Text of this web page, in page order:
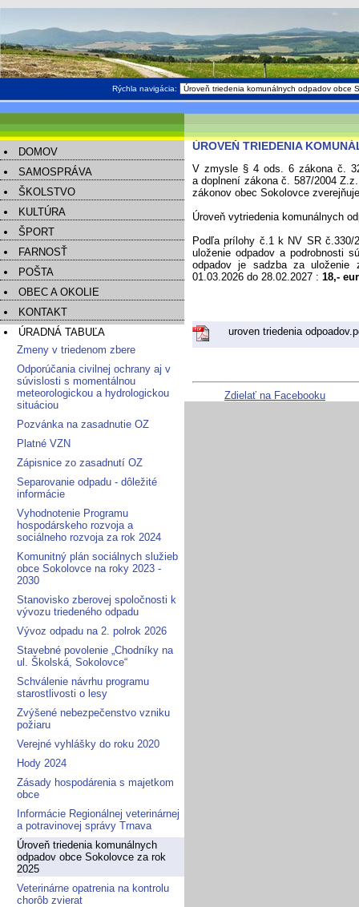
Rýchla navigácia:
DOMOV
SAMOSPRÁVA
ŠKOLSTVO
KULTÚRA
ŠPORT
FARNOSŤ
POŠTA
OBEC A OKOLIE
KONTAKT
ÚRADNÁ TABUĽA
Zmeny v triedenom zbere
Odporúčania civilnej ochrany aj v
súvislosti s momentálnou
meteorologickou a hydrologickou
situáciou
Pozvánka na zasadnutie OZ
Platné VZN
Zápisnice zo zasadnutí OZ
Separovanie odpadu - dôležité
informácie
Vyhodnotenie Programu
hospodárskeho rozvoja a
sociálneho rozvoja za rok 2024
Komunitný plán sociálnych služieb
obce Sokolovce na roky 2023 -
2030
Stanovisko zberovej spoločnosti k
vývozu triedeného odpadu
Vývoz odpadu na 2. polrok 2026
Stavebné povolenie „Chodníky na
ul. Školská, Sokolovce“
Schválenie návrhu programu
starostlivosti o lesy
Zvýšené nebezpečenstvo vzniku
požiaru
Verejné vyhlášky do roku 2020
Hody 2024
Zásady hospodárenia s majetkom
obce
Informácie Regionálnej veterinárnej
a potravinovej správy Trnava
Úroveň triedenia komunálnych
odpadov obce Sokolovce za rok
2025
Veterinárne opatrenia na kontrolu
chorôb zvierat
ÚROVEŇ TRIEDENIA
V zmysle § 4 ods. 6 zákona č.
a doplnení zákona č. 587/2004
zákonov obec Sokolovce
Úroveň vytriedenia komunálnych
Podľa prílohy č.1 k NV SR
uloženie odpadov a podrobnosti
odpadov je sadzba za uloženie
01.03.2026 do 28.02.2027 : 18,-
uroven triedenia
Zdielať na Facebooku